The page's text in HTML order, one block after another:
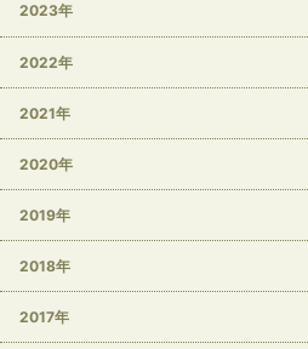
2023年
2022年
2021年
2020年
2019年
2018年
2017年